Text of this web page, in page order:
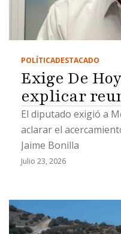
POLÍTICADESTACADO
Exige De
explicar
El diputado exigió a
aclarar el
Jaime Bonilla
Julio 23, 2026